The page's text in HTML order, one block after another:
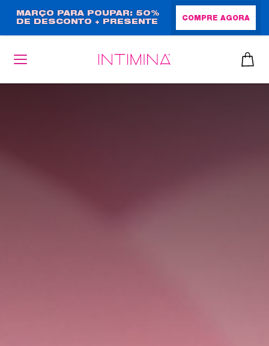
para
o
conteúdo
principal
MARÇO PARA POUPAR: 50%
DE DESCONTO + PRESENTE
COMPRE AGORA